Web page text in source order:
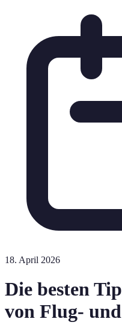
18. April 2026
Die besten
von Flug-